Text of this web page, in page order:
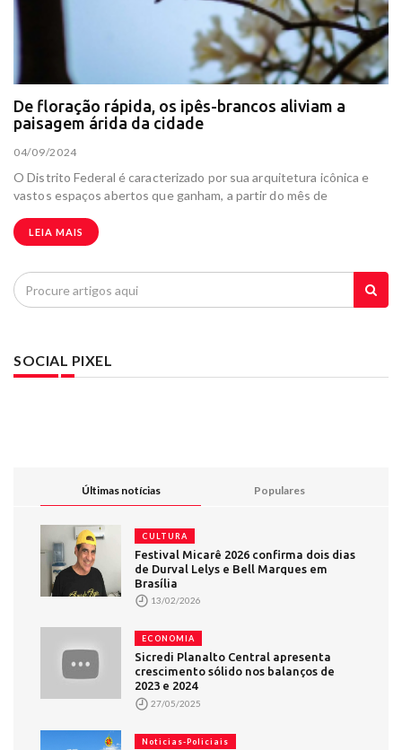
De floração rápida, os ipês-brancos aliviam a
paisagem árida da cidade
04/09/2024
O Distrito Federal é caracterizado por sua arquitetura icônica e
vastos espaços abertos que ganham, a partir do mês de
LEIA MAIS
SOCIAL PIXEL
Últimas notícias Populares
CULTURA
Festival Micarê 2026 confirma dois dias
de Durval Lelys e Bell Marques em
Brasília
13/02/2026
ECONOMIA
Sicredi Planalto Central apresenta
crescimento sólido nos balanços de
2023 e 2024
27/05/2025
Noticias-Policiais